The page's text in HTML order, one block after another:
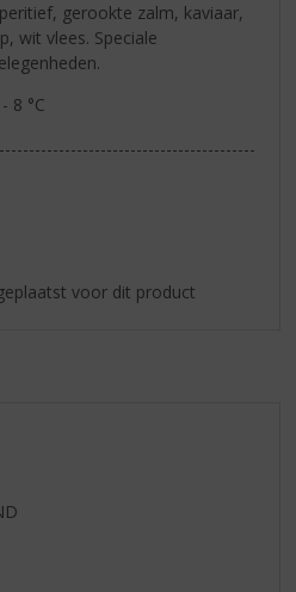
gerookte zalm, kaviaar,
wit vlees. Speciale
8 °C
voor dit product